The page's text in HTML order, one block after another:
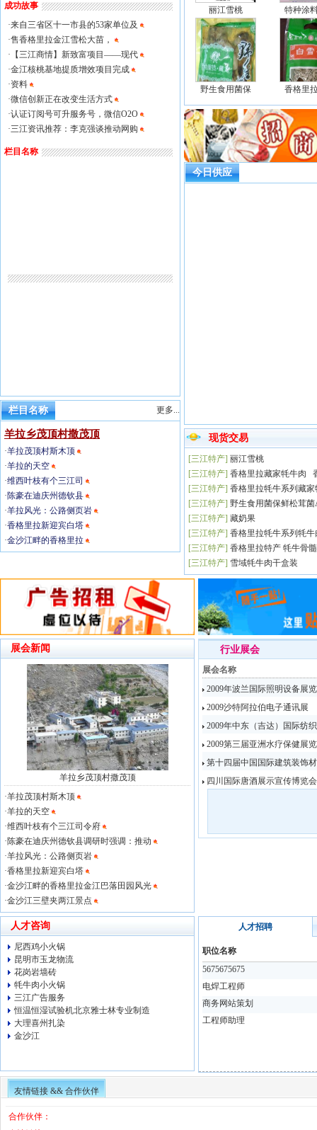
成功故事
·来自三省区十一市县的53家单位及
·售香格里拉金江雪松大苗，
· 【三江商情】新致富项目——现代
·金江核桃基地提质增效项目完成
·资料
·微信创新正在改变生活方式
·认证订阅号可升服务号，微信O2O
·三江资讯推荐：李克强谈推动网购
栏目名称
栏目名称 更多...
羊拉乡茂顶村撒茂顶
·羊拉茂顶村斯木顶
·羊拉的天空
·维西叶枝有个三江司
·陈豪在迪庆州德钦县
·羊拉风光：公路侧页岩
·香格里拉新迎宾白塔
·金沙江畔的香格里拉
丽江雪桃 特种涂
野生食用菌保 香格里
今日供应
现货交易
[三江特产] 丽江雪桃
[三江特产] 香格里拉藏家牦牛肉
[三江特产] 香格里拉牦牛系列藏
[三江特产] 野生食用菌保鲜松茸
[三江特产] 藏奶果
[三江特产] 香格里拉牦牛系列牦
[三江特产] 香格里拉特产 牦牛骨
[三江特产] 雪域牦牛肉干盒装
展会新闻
羊拉乡茂顶村撒茂顶
·羊拉茂顶村斯木顶
·羊拉的天空
·维西叶枝有个三江司令府
·陈豪在迪庆州德钦县调研时强调：推动
·羊拉风光：公路侧页岩
·香格里拉新迎宾白塔
·金沙江畔的香格里拉金江巴落田园风光
·金沙江三壁夹两江景点
行业展会
展会名称
2009年波兰国际照明设备展
2009沙特阿拉伯电子通讯展
2009年中东（吉达）国际纺
2009第三届亚洲水疗保健展
第十四届中国国际建筑装饰
四川国际唐酒展示宣传博览会
人才咨询
尼西鸡小火锅
昆明市玉龙物流
花岗岩墙砖
牦牛肉小火锅
三江广告服务
恒温恒湿试验机北京雅士林专业制造
大理喜州扎染
金沙江
人才招聘
职位名称
5675675675
电焊工程师
商务网站策划
工程师助理
友情链接 && 合作伙伴
合作伙伴：